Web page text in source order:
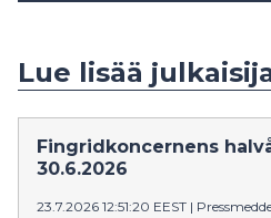
Lue lisää
Fingridkoncernens
30.6.2026
23.7.2026 12:51:20 EEST |